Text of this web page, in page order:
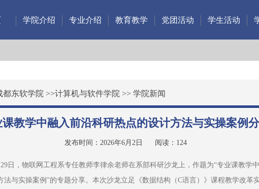
学院介绍 专业介绍 教育教学 党团活动 学生活动
都东软学院 >>计算机与软件学院 >> 学院新闻
教学中融入前沿科研热点的设计方法与实操案例
发布时间：2026年6月2日 阅读： 124
29日，物联网工程系专任教师李律余老师在系部科研沙龙上，作题为“专业课教学
法与实操案例”的专题分享。本次沙龙立足《数据结构（C语言）》课程教学改革